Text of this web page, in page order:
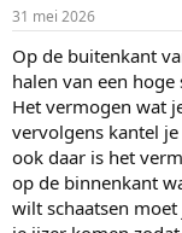
s
31 mei 2026
Op de buitenkant
halen van een hoge
Het vermogen wat
vervolgens kantel
ook daar is het
op de binnenkant
wilt schaatsen